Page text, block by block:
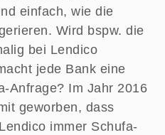
einfach, wie die
Wird bspw. die
bei Lendico
jede Bank eine
Anfrage? Im Jahr 2016
geworben, dass
immer Schufa-